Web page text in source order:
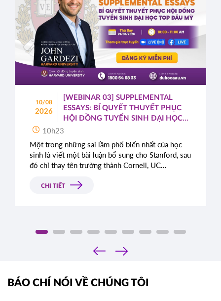
10/08
2026
[WEBINAR 03] SUPPLEMENTAL
ESSAYS: BÍ QUYẾT THUYẾT PHỤC
HỘI ĐỒNG TUYỂN SINH ĐẠI HỌC
TOP ĐẦU MỸ
10h23
Một trong những sai lầm phổ biến nhất của học
sinh là viết một bài luận bổ sung cho Stanford, sau
đó chỉ thay tên trường thành Cornell, UC
CHI TIẾT
‹
›
BÁO CHÍ NÓI VỀ CHÚNG TÔI